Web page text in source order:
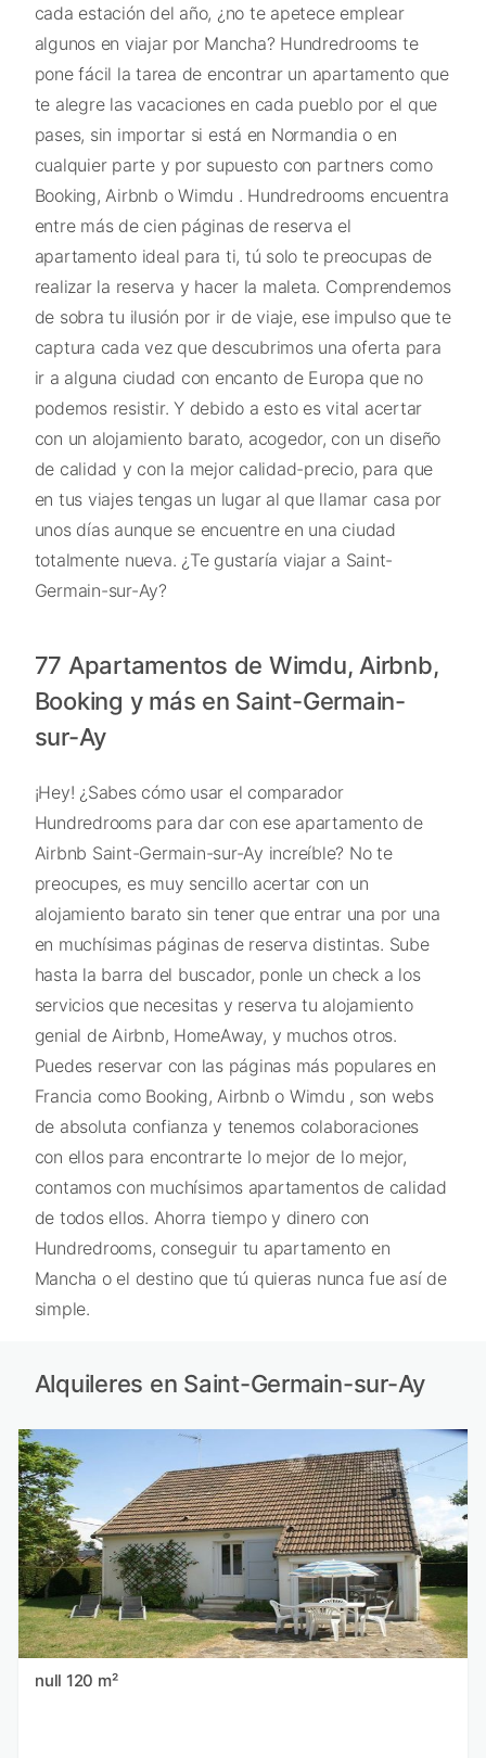
cada estación del año, ¿no te apetece emplear
algunos en viajar por Mancha? Hundredrooms te
pone fácil la tarea de encontrar un apartamento que
te alegre las vacaciones en cada pueblo por el que
pases, sin importar si está en Normandia o en
cualquier parte y por supuesto con partners como
Booking, Airbnb o Wimdu . Hundredrooms encuentra
entre más de cien páginas de reserva el
apartamento ideal para ti, tú solo te preocupas de
realizar la reserva y hacer la maleta. Comprendemos
de sobra tu ilusión por ir de viaje, ese impulso que te
captura cada vez que descubrimos una oferta para
ir a alguna ciudad con encanto de Europa que no
podemos resistir. Y debido a esto es vital acertar
con un alojamiento barato, acogedor, con un diseño
de calidad y con la mejor calidad-precio, para que
en tus viajes tengas un lugar al que llamar casa por
unos días aunque se encuentre en una ciudad
totalmente nueva. ¿Te gustaría viajar a Saint-
Germain-sur-Ay?
77 Apartamentos de Wimdu, Airbnb,
Booking y más en Saint-Germain-
sur-Ay
¡Hey! ¿Sabes cómo usar el comparador
Hundredrooms para dar con ese apartamento de
Airbnb Saint-Germain-sur-Ay increíble? No te
preocupes, es muy sencillo acertar con un
alojamiento barato sin tener que entrar una por una
en muchísimas páginas de reserva distintas. Sube
hasta la barra del buscador, ponle un check a los
servicios que necesitas y reserva tu alojamiento
genial de Airbnb, HomeAway, y muchos otros.
Puedes reservar con las páginas más populares en
Francia como Booking, Airbnb o Wimdu , son webs
de absoluta confianza y tenemos colaboraciones
con ellos para encontrarte lo mejor de lo mejor,
contamos con muchísimos apartamentos de calidad
de todos ellos. Ahorra tiempo y dinero con
Hundredrooms, conseguir tu apartamento en
Mancha o el destino que tú quieras nunca fue así de
simple.
Alquileres en Saint-Germain-sur-Ay
null 120 m²